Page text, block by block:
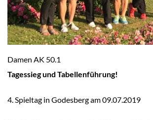
Damen AK 50.1
Tagessieg und Tabellenführung!
4. Spieltag in Godesberg am 09.07.2019